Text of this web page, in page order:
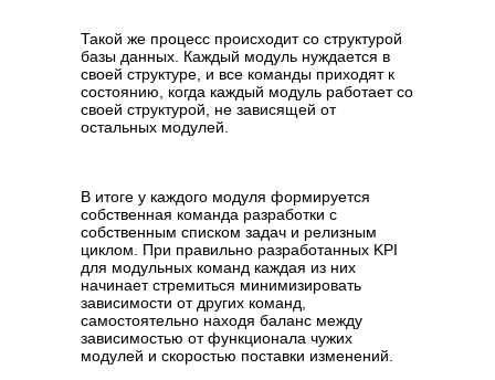
Такой же процесс происходит со структурой
базы данных. Каждый модуль нуждается в
своей структуре, и все команды приходят к
состоянию, когда каждый модуль работает со
своей структурой, не зависящей от
остальных модулей.
В итоге у каждого модуля формируется
собственная команда разработки с
собственным списком задач и релизным
циклом. При правильно разработанных KPI
для модульных команд каждая из них
начинает стремиться минимизировать
зависимости от других команд,
самостоятельно находя баланс между
зависимостью от функционала чужих
модулей и скоростью поставки изменений.